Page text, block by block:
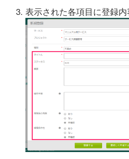
表示された各項目に登録内